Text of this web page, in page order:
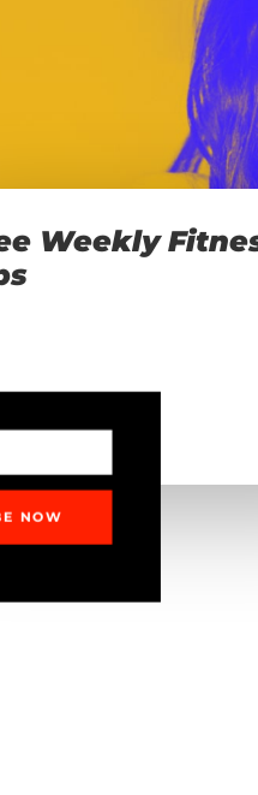
Weekly
NOW